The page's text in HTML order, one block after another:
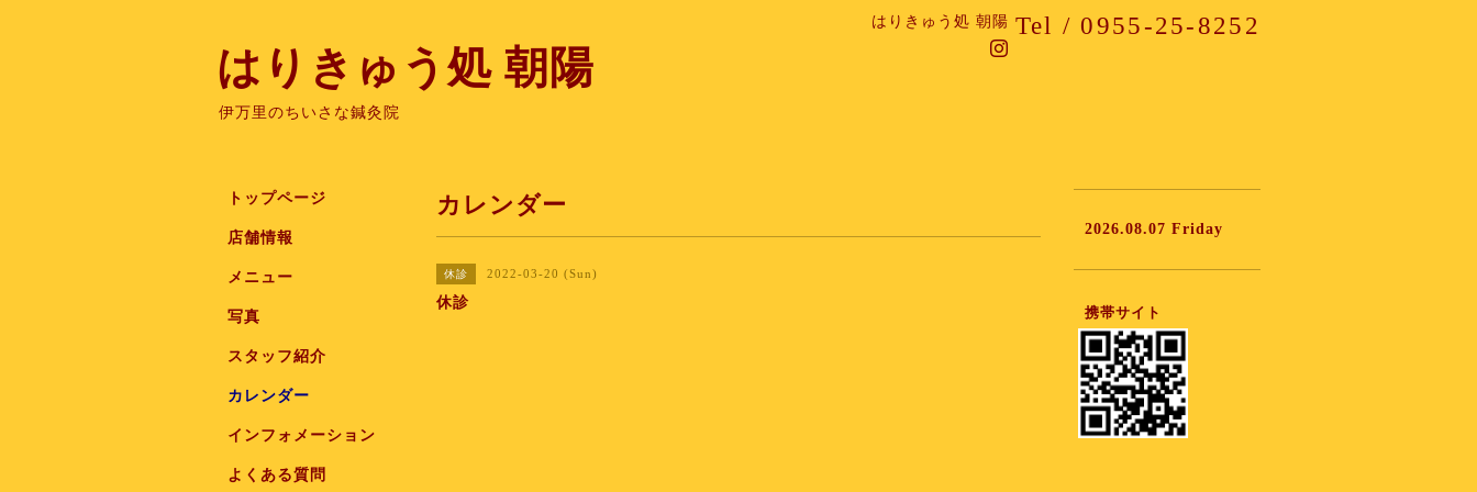
はりきゅう処 朝陽 Tel / 0955-25-8252
はりきゅう処 朝陽
伊万里のちいさな鍼灸院
カレンダー
休診 2022-03-20 (Sun)
休診
トップページ
店舗情報
メニュー
写真
スタッフ紹介
カレンダー
インフォメーション
よくある質問
2026.08.07 Friday
携帯サイト